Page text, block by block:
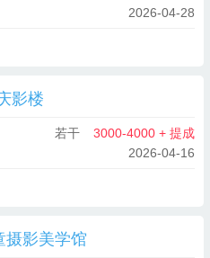
2026-04-28
影楼
若干
3000-4000 + 提成
2026-04-16
摄影美学馆